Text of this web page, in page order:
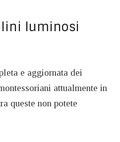
luminosi
e aggiornata dei
attualmente in
queste non potete